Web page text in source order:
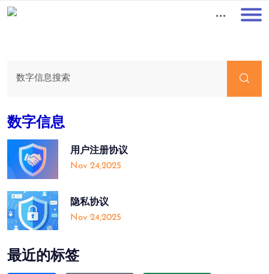
数字信息
用户注册协议
Nov 24,2025
隐私协议
Nov 24,2025
最近的标签